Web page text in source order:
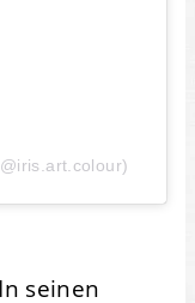
seinen